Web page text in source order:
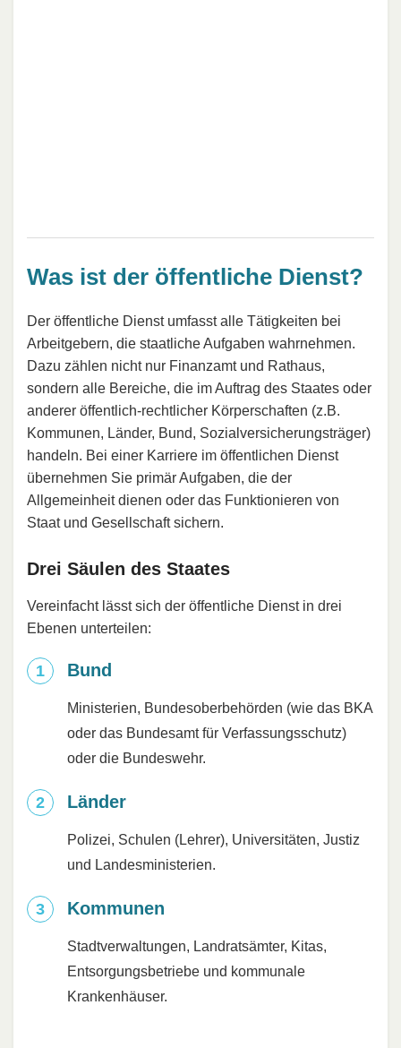
Was ist der öffentliche Dienst?
Der öffentliche Dienst umfasst alle Tätigkeiten bei
Arbeitgebern, die staatliche Aufgaben wahrnehmen.
Dazu zählen nicht nur Finanzamt und Rathaus,
sondern alle Bereiche, die im Auftrag des Staates oder
anderer öffentlich-rechtlicher Körperschaften (z.B.
Kommunen, Länder, Bund, Sozialversicherungsträger)
handeln. Bei einer Karriere im öffentlichen Dienst
übernehmen Sie primär Aufgaben, die der
Allgemeinheit dienen oder das Funktionieren von
Staat und Gesellschaft sichern.
Drei Säulen des Staates
Vereinfacht lässt sich der öffentliche Dienst in drei
Ebenen unterteilen:
Bund
Ministerien, Bundesoberbehörden (wie das BKA
oder das Bundesamt für Verfassungsschutz)
oder die Bundeswehr.
Länder
Polizei, Schulen (Lehrer), Universitäten, Justiz
und Landesministerien.
Kommunen
Stadtverwaltungen, Landratsämter, Kitas,
Entsorgungsbetriebe und kommunale
Krankenhäuser.